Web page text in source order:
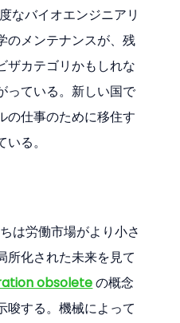
なバイオエンジニアリ
のメンテナンスが、残
ザカテゴリかもしれな
っている。新しい国で
の仕事のために移住す
る。
は労働市場がより小さ
所化された未来を見て
obsolete の概念
唆する。機械によって